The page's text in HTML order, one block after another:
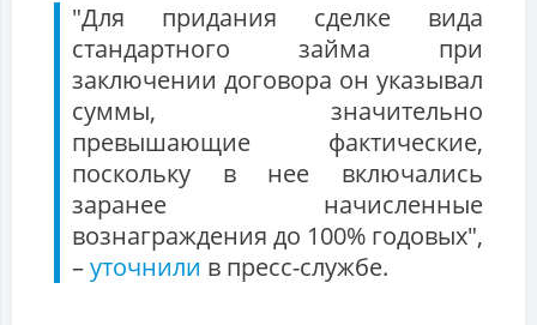
"Для придания сделке вида
стандартного займа при
заключении договора он указывал
суммы, значительно
превышающие фактические,
поскольку в нее включались
заранее начисленные
вознаграждения до 100% годовых",
–уточнили в пресс-службе.